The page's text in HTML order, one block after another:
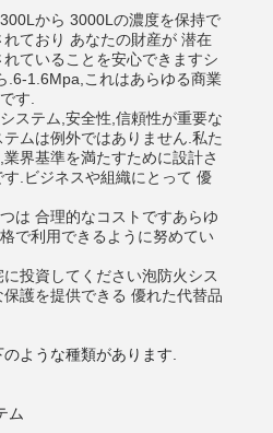
から 3000Lの濃度を保持で
ており あなたの財産が 潜在
ていることを安心できますシ
.6-1.6Mpa,これはあらゆる商業
す.
ステム,安全性,信頼性が重要な
ムは例外ではありません.私た
界基準を満たすために設計さ
.ビジネスや組織にとって 優
は 合理的なコストですあらゆ
で利用できるように努めてい
投資してください泡防火シス
護を提供できる 優れた代替品
ような種類があります.
ム